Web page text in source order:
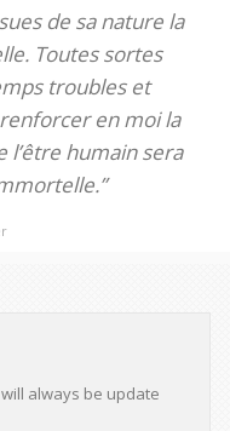
de sa nature la
Toutes sortes
troubles et
en moi la
humain sera
always be update